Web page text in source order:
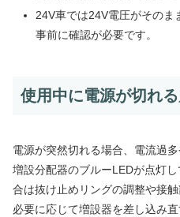
24V車では24V電圧がそのま
事前に確認が必要です。
使用中に電源が切れ
電源が突然切れる場合、電流過
増設分配器のブルーLEDが点灯
合は抜け止めリングの調整や接
必要に応じて増設器を差し込み